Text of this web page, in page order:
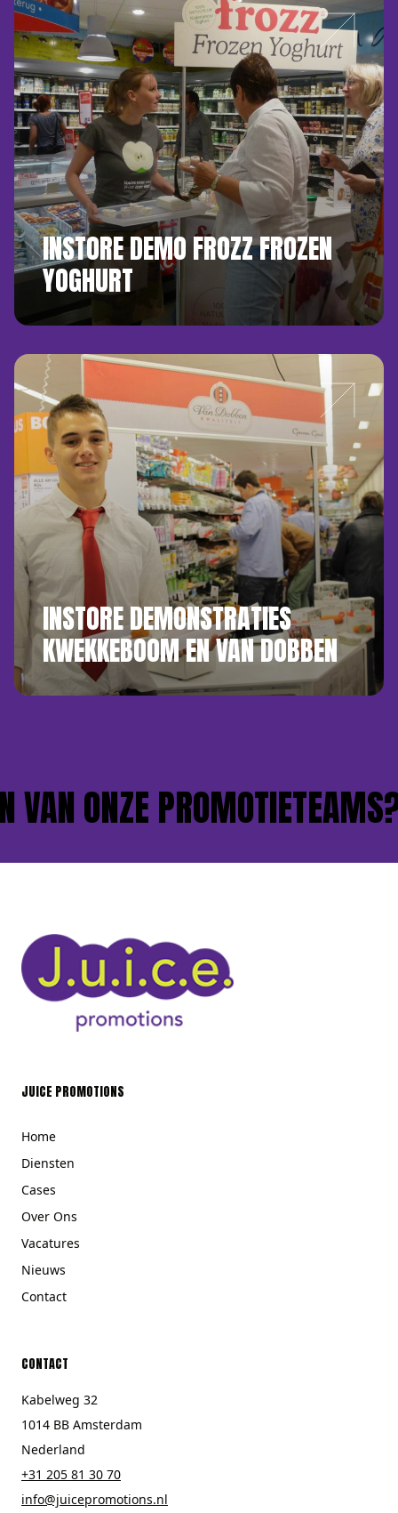
INSTORE DEMO FROZZ FROZEN
YOGHURT
INSTORE DEMONSTRATIES
KWEKKEBOOM EN VAN DOBBEN
ONZE PROMOTIETEAMS?
JUICE PROMOTIONS
Home
Diensten
Cases
Over Ons
Vacatures
Nieuws
Contact
CONTACT
Kabelweg 32
1014 BB Amsterdam
Nederland
+31 205 81 30 70
info@juicepromotions.nl